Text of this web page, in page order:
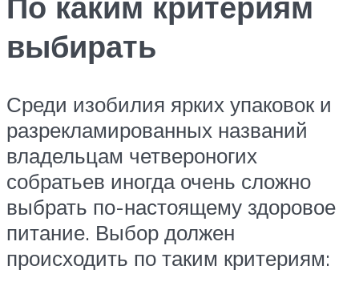
выбирать
Среди изобилия ярких упаковок и
разрекламированных названий
владельцам четвероногих
собратьев иногда очень сложно
выбрать по-настоящему здоровое
питание. Выбор должен
происходить по таким критериям: